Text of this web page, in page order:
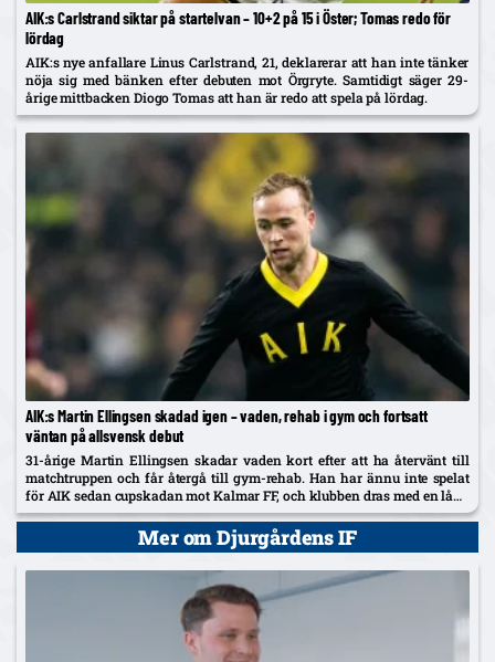
AIK:s Carlstrand siktar på startelvan – 10+2 på 15 i Öster; Tomas redo för
lördag
AIK:s nye anfallare Linus Carlstrand, 21, deklarerar att han inte tänker
nöja sig med bänken efter debuten mot Örgryte. Samtidigt säger 29-
årige mittbacken Diogo Tomas att han är redo att spela på lördag.
AIK:s Martin Ellingsen skadad igen – vaden, rehab i gym och fortsatt
väntan på allsvensk debut
31-årige Martin Ellingsen skadar vaden kort efter att ha återvänt till
matchtruppen och får återgå till gym-rehab. Han har ännu inte spelat
för AIK sedan cupskadan mot Kalmar FF, och klubben dras med en lång
skadelista som nu också utreds...
Mer om Djurgårdens IF